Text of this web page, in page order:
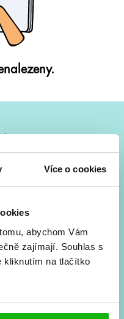
Více o cookies
abychom Vám
zajímají. Souhlas s
kliknutím na tlačítko
měsíc rovnou do mailu!
a další.
osobních údajů